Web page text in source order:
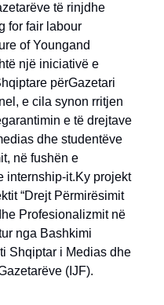
të rinjdhe
for fair labour
of Youngand
një iniciativë e
përGazetari
e cila synon rritjen
e të drejtave
dhe studentëve
në fushën e
internship-it.Ky projekt
“Drejt Përmirësimit
Profesionalizmit në
nga Bashkimi
Shqiptar i Medias dhe
(IJF).